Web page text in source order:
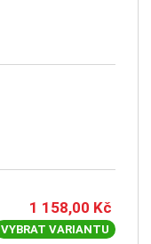
1 158,00 Kč
VYBRAT VARIANTU